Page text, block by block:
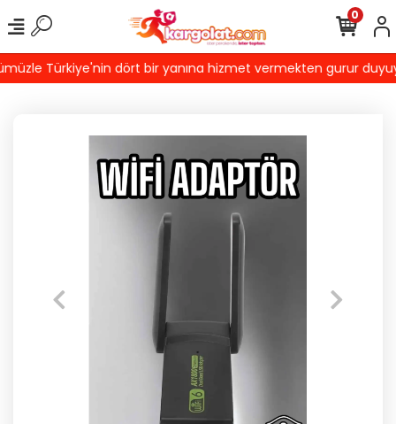
Türkiye'nin dört bir yanına hizmet vermekten gurur
0